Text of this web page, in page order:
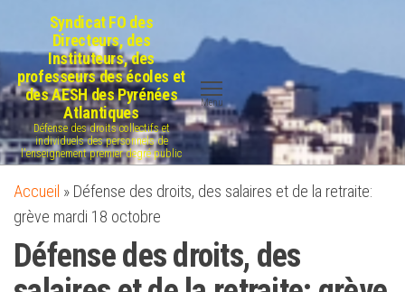
contenu
Syndicat FO des
Directeurs, des
Instituteurs, des
professeurs des écoles et
des AESH des Pyrénées
Atlantiques
Défense des droits collectifs et
individuels des personnels de
l'enseignement premier degré public
Menu
Accueil » Défense des droits, des salaires et de la retraite:
grève mardi 18 octobre
Défense des droits, des